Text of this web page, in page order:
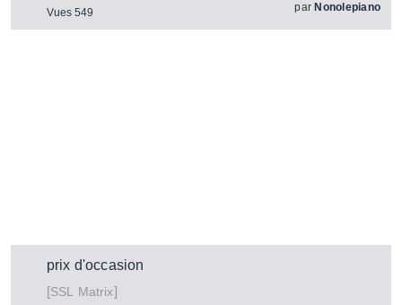
Vues 549
par Nonolepiano
prix d'occasion
[SSL Matrix]